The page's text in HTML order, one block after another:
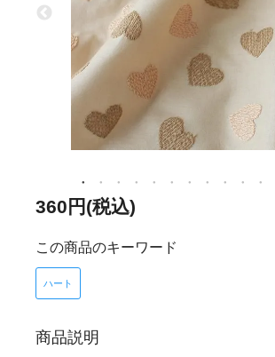
360円(税込)
この商品のキーワード
ハート
商品説明